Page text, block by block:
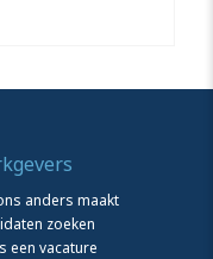
anders maakt
zoeken
een vacature